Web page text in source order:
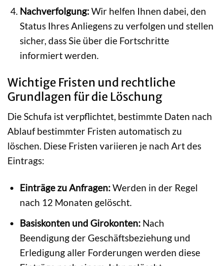
Nachverfolgung:Wir helfen Ihnen dabei, den
Status Ihres Anliegens zu verfolgen und stellen
sicher, dass Sie über die Fortschritte
informiert werden.
Wichtige Fristen und rechtliche
Grundlagen für die Löschung
Die Schufa ist verpflichtet, bestimmte Daten nach
Ablauf bestimmter Fristen automatisch zu
löschen. Diese Fristen variieren je nach Art des
Eintrags:
Einträge zu Anfragen:Werden in der Regel
nach 12 Monaten gelöscht.
Basiskonten und Girokonten:Nach
Beendigung der Geschäftsbeziehung und
Erledigung aller Forderungen werden diese